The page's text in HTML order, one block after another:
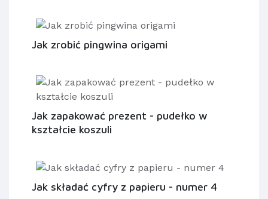
Jak zrobić pingwina origami
Jak zapakować prezent - pudełko w
kształcie koszuli
Jak składać cyfry z papieru - numer 4